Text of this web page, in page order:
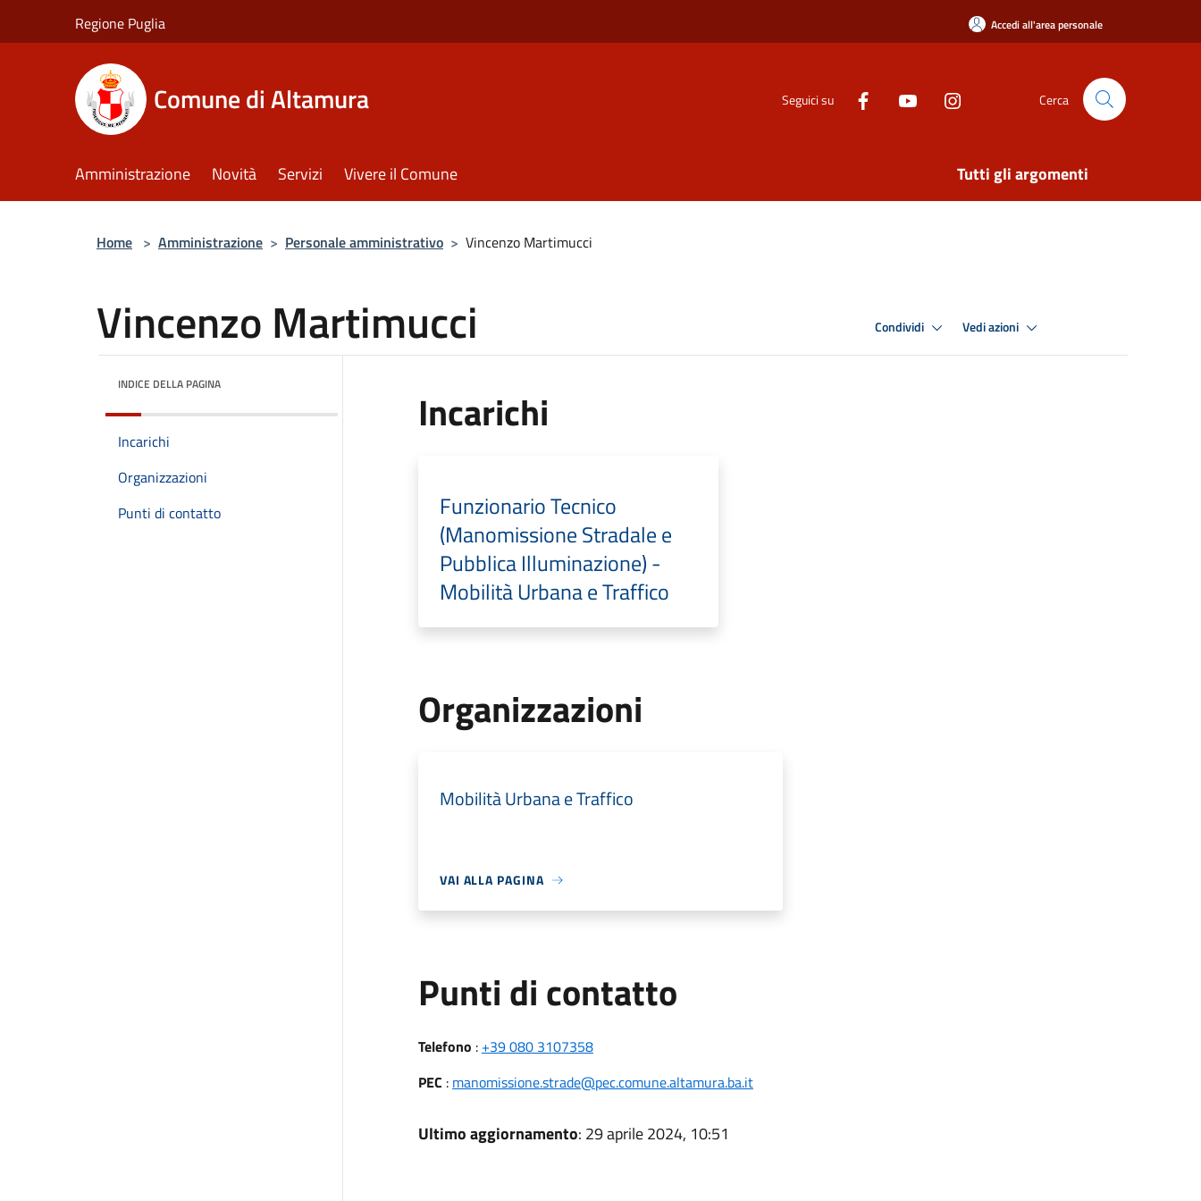
Regione Puglia Accedi all'area personale
Comune di Altamura Seguici su Cerca
Amministrazione Novità Servizi Vivere il Comune Tutti gli argomenti
Home > Amministrazione > Personale amministrativo > Vincenzo Martimucci
Vincenzo Martimucci Condividi Vedi azioni
INDICE DELLA PAGINA
Incarichi
Organizzazioni
Punti di contatto
Incarichi
Funzionario Tecnico
(Manomissione Stradale e
Pubblica Illuminazione) -
Mobilità Urbana e Traffico
Organizzazioni
Mobilità Urbana e Traffico
VAI ALLA PAGINA
Punti di contatto
Telefono : +39 080 3107358
PEC : manomissione.strade@pec.comune.altamura.ba.it
Ultimo aggiornamento: 29 aprile 2024, 10:51